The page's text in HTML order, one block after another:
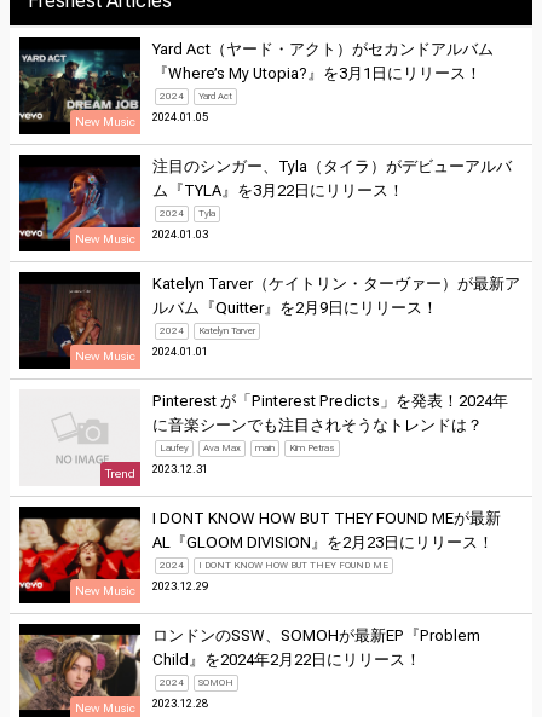
New Music
Yard Act（ヤード・アクト）がセカンドアルバム
『Where’s My Utopia?』を3月1日にリリース！
2024 Yard Act
2024.01.05
New Music
注目のシンガー、Tyla（タイラ）がデビューアルバ
ム『TYLA』を3月22日にリリース！
2024 Tyla
2024.01.03
New Music
Katelyn Tarver（ケイトリン・ターヴァー）が最新ア
ルバム『Quitter』を2月9日にリリース！
2024 Katelyn Tarver
2024.01.01
Trend
Pinterest が「Pinterest Predicts」を発表！2024年
に音楽シーンでも注目されそうなトレンドは？
Laufey Ava Max main Kim Petras
2023.12.31
New Music
I DONT KNOW HOW BUT THEY FOUND MEが最新
AL『GLOOM DIVISION』を2月23日にリリース！
2024 I DONT KNOW HOW BUT THEY FOUND ME
2023.12.29
New Music
ロンドンのSSW、SOMOHが最新EP『Problem
Child』を2024年2月22日にリリース！
2024 SOMOH
2023.12.28